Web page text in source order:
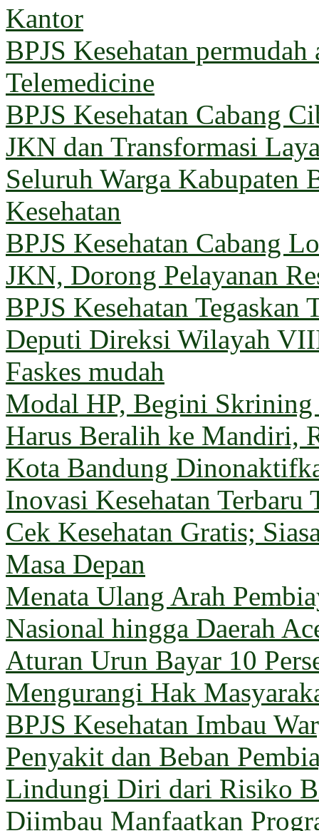
Kantor
BPJS Kesehatan
Telemedicine
BPJS Kesehatan Cabang
JKN dan Transformasi
Seluruh Warga Kabupaten
Kesehatan
BPJS Kesehatan Cabang
JKN, Dorong Pelayanan
BPJS Kesehatan Tegaskan
Deputi Direksi Wilayah
Faskes mudah
Modal HP, Begini Skrining
Harus Beralih ke Mandiri,
Kota Bandung
Inovasi Kesehatan
Cek Kesehatan Gratis;
Masa Depan
Menata Ulang Arah
Nasional hingga Daerah
Aturan Urun Bayar 10
Mengurangi Hak
BPJS Kesehatan Imbau
Penyakit dan Beban
Lindungi Diri dari Risiko
Diimbau Manfaatkan